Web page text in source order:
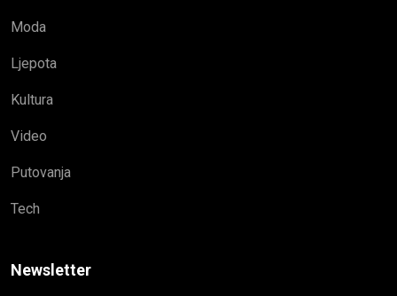
Moda
Ljepota
Kultura
Video
Putovanja
Tech
Newsletter